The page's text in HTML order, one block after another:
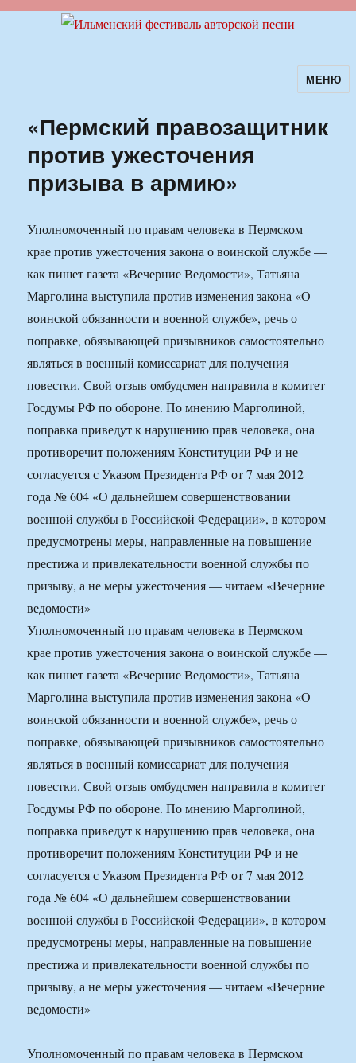
Ильменский фестиваль авторскойМЕНЮ
«Пермский правозащитник
против ужесточения
призыва в армию»
Уполномоченный по правам человека в Пермском
крае против ужесточения закона о воинской службе —
как пишет газета «Вечерние Ведомости», Татьяна
Марголина выступила против изменения закона «О
воинской обязанности и военной службе», речь о
поправке, обязывающей призывников самостоятельно
являться в военный комиссариат для получения
повестки. Свой отзыв омбудсмен направила в комитет
Госдумы РФ по обороне. По мнению Марголиной,
поправка приведут к нарушению прав человека, она
противоречит положениям Конституции РФ и не
согласуется с Указом Президента РФ от 7 мая 2012
года № 604 «О дальнейшем совершенствовании
военной службы в Российской Федерации», в котором
предусмотрены меры, направленные на повышение
престижа и привлекательности военной службы по
призыву, а не меры ужесточения — читаем «Вечерние
ведомости»
Уполномоченный по правам человека в Пермском
крае против ужесточения закона о воинской службе —
как пишет газета «Вечерние Ведомости», Татьяна
Марголина выступила против изменения закона «О
воинской обязанности и военной службе», речь о
поправке, обязывающей призывников самостоятельно
являться в военный комиссариат для получения
повестки. Свой отзыв омбудсмен направила в комитет
Госдумы РФ по обороне. По мнению Марголиной,
поправка приведут к нарушению прав человека, она
противоречит положениям Конституции РФ и не
согласуется с Указом Президента РФ от 7 мая 2012
года № 604 «О дальнейшем совершенствовании
военной службы в Российской Федерации», в котором
предусмотрены меры, направленные на повышение
престижа и привлекательности военной службы по
призыву, а не меры ужесточения — читаем «Вечерние
ведомости»
Уполномоченный по правам человека в Пермском